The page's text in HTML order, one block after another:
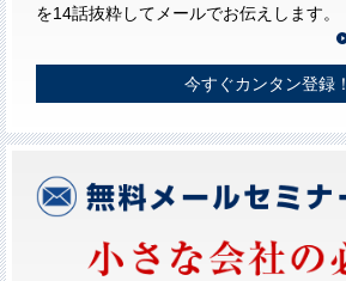
を14話抜粋してメールでお伝えします。
今すぐカンタン登録！